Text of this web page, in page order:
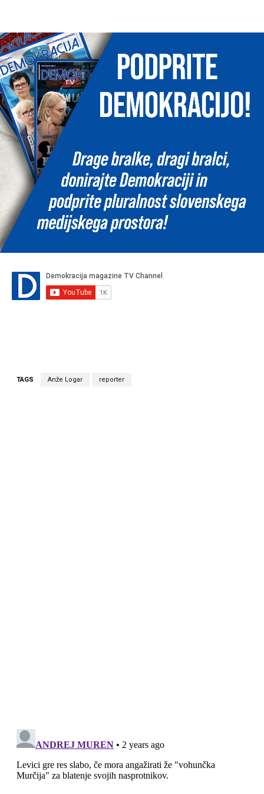
TAGS Anže Logar reporter